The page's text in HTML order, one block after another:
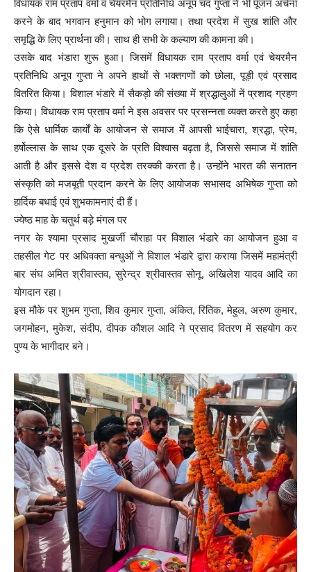
विधायक राम प्रताप वर्मा व चेयरमैन प्रतिनिधि अनूप चंद गुप्ता ने भी पूजन अर्चना
करने के बाद भगवान हनुमान को भोग लगाया। तथा प्रदेश में सुख शांति और
समृद्धि के लिए प्रार्थना की। साथ ही सभी के कल्याण की कामना की।
उसके बाद भंडारा शुरू हुआ। जिसमें विधायक राम प्रताप वर्मा एवं चेयरमैन
प्रतिनिधि अनूप गुप्ता ने अपने हाथों से भक्तगणों को छोला, पूड़ी एवं प्रसाद
वितरित किया। विशाल भंडारे में सैकड़ो की संख्या में श्रद्धालुओं नें प्रशाद ग्रहण
किया। विधायक राम प्रताप वर्मा ने इस अवसर पर प्रसन्नता व्यक्त करते हुए कहा
कि ऐसे धार्मिक कार्यों के आयोजन से समाज में आपसी भाईचारा, श्रद्धा, प्रेम,
हर्षोल्लास के साथ एक दूसरे के प्रति विश्वास बढ़ता है, जिससे समाज में शांति
आती है और इससे देश व प्रदेश तरक्की करता है। उन्होंने भारत की सनातन
संस्कृति को मजबूती प्रदान करने के लिए आयोजक सभासद अभिषेक गुप्ता को
हार्दिक बधाई एवं शुभकामनाएं दी हैं।
ज्येष्ठ माह के चतुर्थ बड़े मंगल पर
नगर के श्यामा प्रसाद मुखर्जी चौराहा पर विशाल भंडारे का आयोजन हुआ व
तहसील गेट पर अधिवक्ता बन्धुओं ने विशाल भंडारे द्वारा कराया जिसमें महामंत्री
बार संघ अमित श्रीवास्तव, सुरेन्द्र श्रीवास्तव सोनू, अखिलेश यादव आदि का
योगदान रहा।
इस मौके पर शुभम गुप्ता, शिव कुमार गुप्ता, अंकित, रितिक, मेहुल, अरुण कुमार,
जगमोहन, मुकेश, संदीप, दीपक कौशल आदि ने प्रसाद वितरण में सहयोग कर
पुण्य के भागीदार बने।